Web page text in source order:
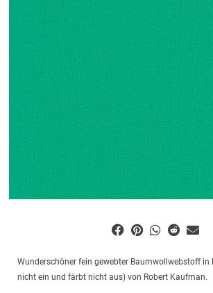
Wunderschöner fein gewebter Baumwollwebstoff
nicht ein und färbt nicht aus) von Robert Kaufman.